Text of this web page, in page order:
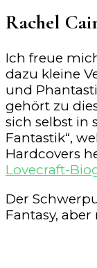
Rachel
Ich freue
dazu kleine
und
gehört zu
sich selbst in
Fantastik“,
Hardcovers
Lovecraft-
Der
Fantasy,